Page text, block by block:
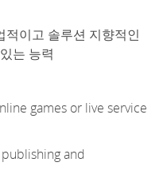
이고 솔루션 지향적인
는 능력
games or live service
and